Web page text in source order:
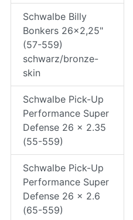
Schwalbe Billy
Bonkers 26x2,25"
(57-559)
schwarz/bronze-
skin
Schwalbe Pick-Up
Performance Super
Defense 26 x 2.35
(55-559)
Schwalbe Pick-Up
Performance Super
Defense 26 x 2.6
(65-559)